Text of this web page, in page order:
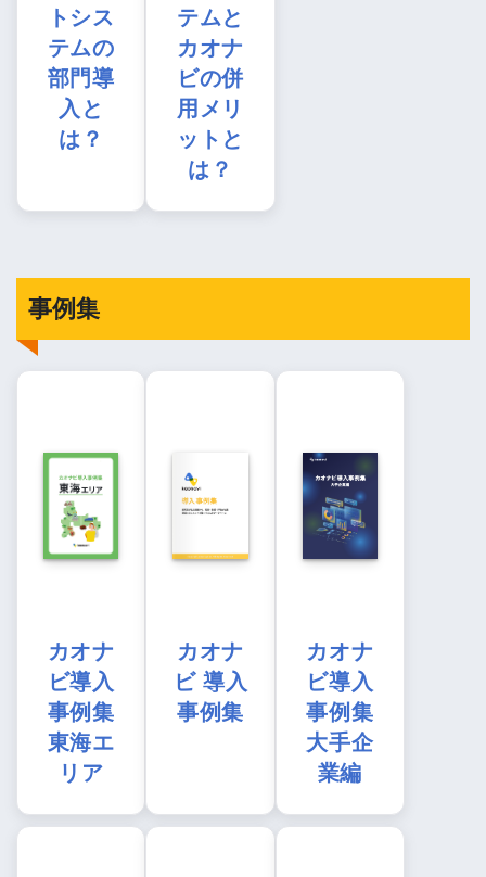
トシス
テムの
部門導
入と
は？
テムと
カオナ
ビの併
用メリ
ットと
は？
事例集
カオナ
ビ導入
事例集
東海エ
リア
カオナ
ビ 導入
事例集
カオナ
ビ導入
事例集
大手企
業編